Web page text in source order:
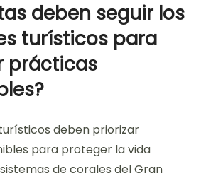
deben seguir los
turísticos para
prácticas
deben priorizar
para proteger la vida
de corales del Gran